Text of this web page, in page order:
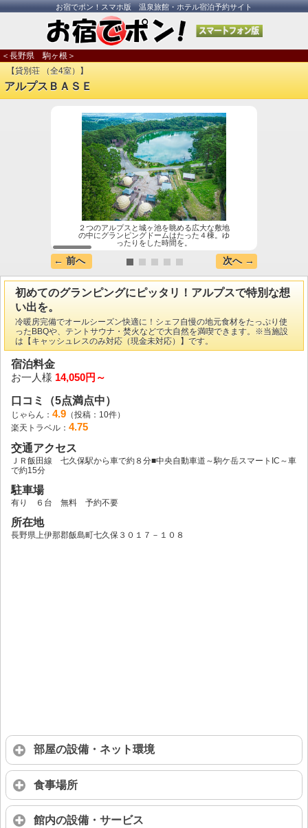
お宿でポン！スマホ版 温泉旅館・ホテル宿泊予約サイト
＜長野県 駒ヶ根＞
【貸別荘 （全4室）】
アルプスＢＡＳＥ
２つのアルプスと城ヶ池を眺める広大な敷地
の中にグランピングドームはたった４棟。ゆ
ったりをした時間を。
← 前へ 次へ →
初めてのグランピングにピッタリ！アルプスで特別な想
い出を。
冷暖房完備でオールシーズン快適に！シェフ自慢の地元食材をたっぷり使
ったBBQや、テントサウナ・焚火などで大自然を満喫できます。※当施設
は【キャッシュレスのみ対応（現金未対応）】です。
宿泊料金
お一人様 14,050円～
口コミ（5点満点中）
じゃらん： 4.9 （投稿：10件）
楽天トラベル： 4.75
交通アクセス
ＪＲ飯田線 七久保駅から車で約８分■中央自動車道～駒ケ岳スマートIC～車
で約15分
駐車場
有り ６台 無料 予約不要
所在地
長野県上伊那郡飯島町七久保３０１７－１０８
部屋の設備・ネット環境
食事場所
館内の設備・サービス